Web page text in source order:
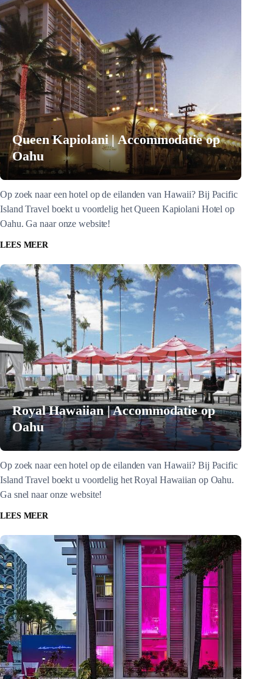
Queen Kapiolani | Accommodatie op
Oahu
Op zoek naar een hotel op de eilanden van Hawaii? Bij Pacific
Island Travel boekt u voordelig het Queen Kapiolani Hotel op
Oahu. Ga naar onze website!
LEES MEER
Royal Hawaiian | Accommodatie op
Oahu
Op zoek naar een hotel op de eilanden van Hawaii? Bij Pacific
Island Travel boekt u voordelig het Royal Hawaiian op Oahu.
Ga snel naar onze website!
LEES MEER